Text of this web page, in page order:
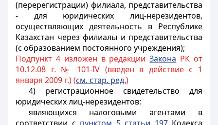
(перерегистрации) филиала, представительства
- для юридических лиц-нерезидентов,
осуществляющих деятельность в Республике
Казахстан через филиалы и представительства
(с образованием постоянного учреждения);
Подпункт 4 изложен в редакцииЗакона РК от
10.12.08 г. № 101-IV (введен в действие с 1
января 2009 г.) (см. стар. ред.)
4) регистрационное свидетельство для
юридических лиц-нерезидентов:
являющихся налоговыми агентами в